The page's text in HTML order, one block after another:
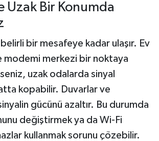
Uzak Bir Konumda
bir mesafeye kadar ulaşır. Ev
modemi merkezi bir noktaya
uzak odalarda sinyal
kopabilir. Duvarlar ve
gücünü azaltır. Bu durumda
değiştirmek ya da Wi-Fi
kullanmak sorunu çözebilir.